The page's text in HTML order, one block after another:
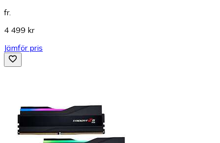
fr.
4 499 kr
Jämför pris